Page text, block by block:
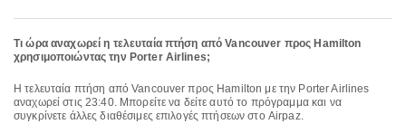
Τι ώρα αναχωρεί η τελευταία πτήση από Vancouver προς Hamilton
χρησιμοποιώντας την Porter Airlines;
Η τελευταία πτήση από Vancouver προς Hamilton με την Porter Airlines
αναχωρεί στις 23:40. Μπορείτε να δείτε αυτό το πρόγραμμα και να
συγκρίνετε άλλες διαθέσιμες επιλογές πτήσεων στο Airpaz.